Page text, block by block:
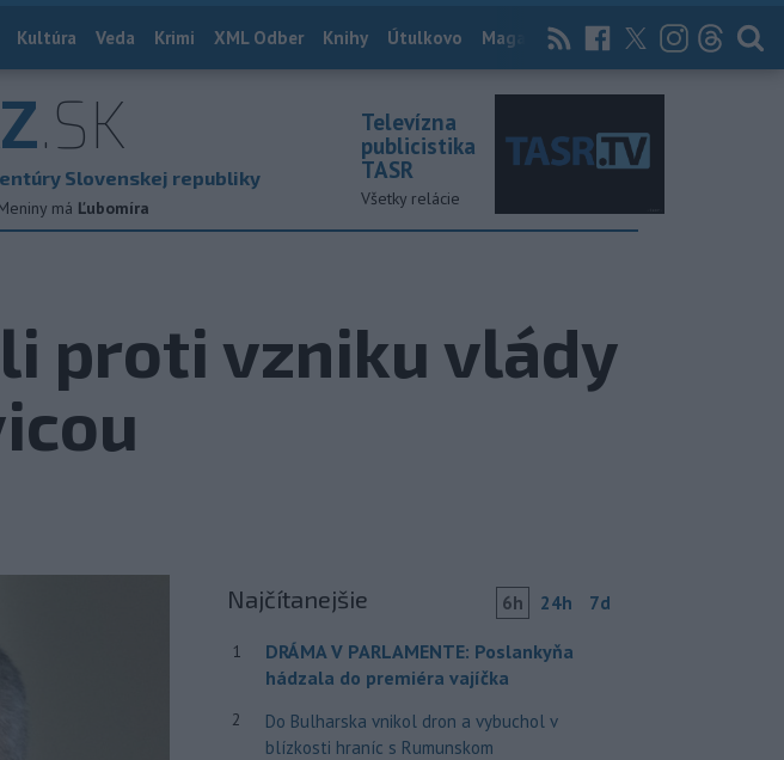
Kultúra Veda Krimi XML Odber Knihy Útulkovo Magazín News Now Archív
.SK
Slovenskej republiky
má Ľubomíra
Televízna
publicistika
TASR
Všetky relácie
proti vzniku vlády
Najčítanejšie 6h 24h 7d
1
DRÁMA V PARLAMENTE: Poslankyňa
hádzala do premiéra vajíčka
2
Do Bulharska vnikol dron a vybuchol v
blízkosti hraníc s Rumunskom